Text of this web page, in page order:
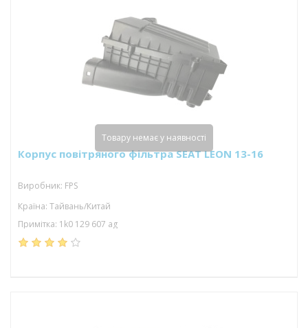
Корпус повітряного фільтра SEAT LEON 13-16
Виробник: FPS
Країна: Тайвань/Китай
Примітка: 1k0 129 607 ag
Товару немає у наявності